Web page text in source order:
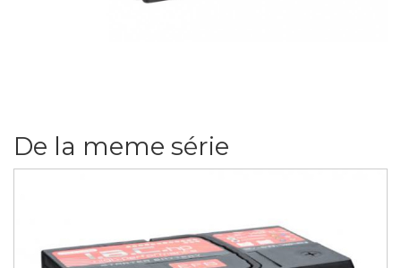
De la meme série